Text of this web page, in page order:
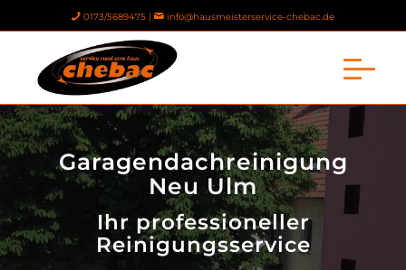
0173/5689475 | info@hausmeisterservice-chebac.de
Garagendachreinigung
Neu Ulm
Ihr professioneller
Reinigungsservice